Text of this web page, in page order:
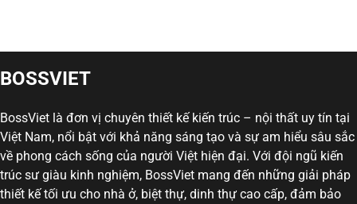
BOSSVIET
BossViet là đơn vị chuyên thiết kế kiến trúc – nội thất uy tín tại
Việt Nam, nổi bật với khả năng sáng tạo và sự am hiểu sâu sắc
về phong cách sống của người Việt hiện đại. Với đội ngũ kiến
trúc sư giàu kinh nghiệm, BossViet mang đến những giải pháp
thiết kế tối ưu cho nhà ở, biệt thự, dinh thự cao cấp, đảm bảo